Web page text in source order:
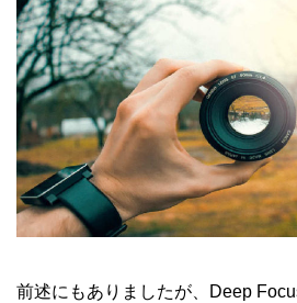
前述にもありましたが、Deep